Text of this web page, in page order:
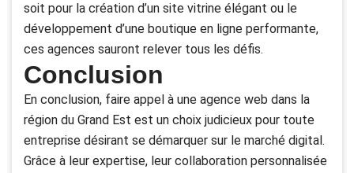
soit pour la création d’un site vitrine élégant ou le
développement d’une boutique en ligne performante,
ces agences sauront relever tous les défis.
Conclusion
En conclusion, faire appel à une agence web dans la
région du Grand Est est un choix judicieux pour toute
entreprise désirant se démarquer sur le marché digital.
Grâce à leur expertise, leur collaboration personnalisée